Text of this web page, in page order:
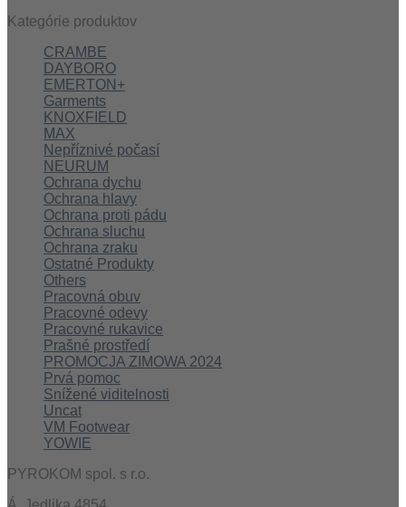
Kategórie produktov
CRAMBE
DAYBORO
EMERTON+
Garments
KNOXFIELD
MAX
Nepříznivé počasí
NEURUM
Ochrana dychu
Ochrana hlavy
Ochrana proti pádu
Ochrana sluchu
Ochrana zraku
Ostatné Produkty
Others
Pracovná obuv
Pracovné odevy
Pracovné rukavice
Prašné prostředí
PROMOCJA ZIMOWA 2024
Prvá pomoc
Snížené viditelnosti
Uncat
VM Footwear
YOWIE
PYROKOM spol. s r.o.